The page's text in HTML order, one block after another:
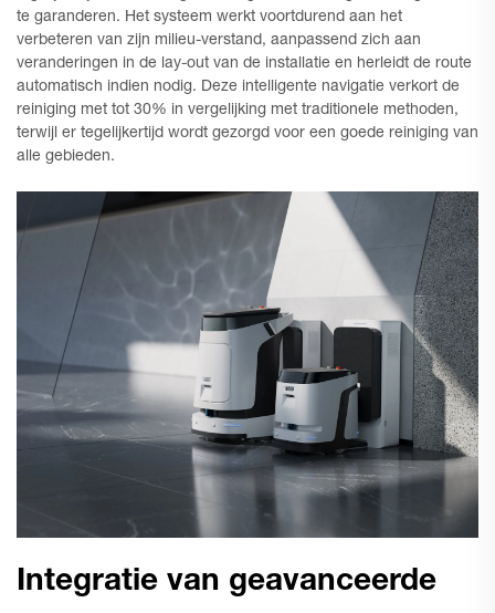
te garanderen. Het systeem werkt voortdurend aan het
verbeteren van zijn milieu-verstand, aanpassend zich aan
veranderingen in de lay-out van de installatie en herleidt de route
automatisch indien nodig. Deze intelligente navigatie verkort de
reiniging met tot 30% in vergelijking met traditionele methoden,
terwijl er tegelijkertijd wordt gezorgd voor een goede reiniging van
alle gebieden.
Integratie van geavanceerde